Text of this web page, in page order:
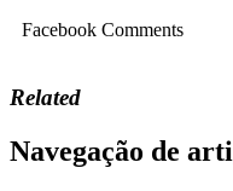
Facebook Comments
Related
Navegação de